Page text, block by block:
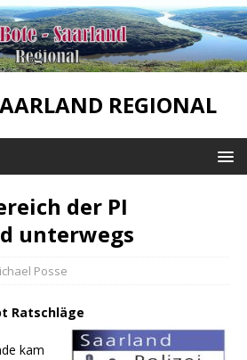
REGIONAL
der PI
unterwegs
Posse
Ratschläge
kam